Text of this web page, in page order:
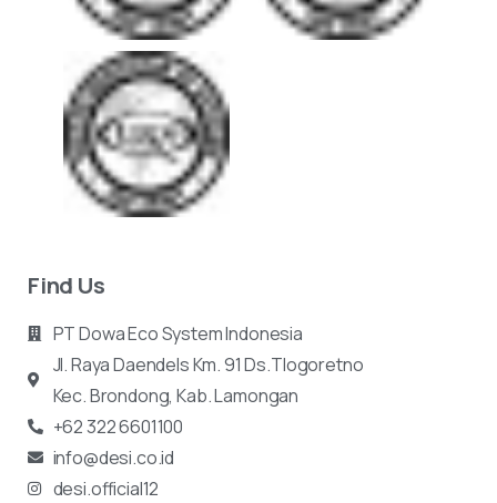
Find Us
PT Dowa Eco System Indonesia
Jl. Raya Daendels Km. 91 Ds.Tlogoretno
Kec.Brondong, Kab. Lamongan
+62 322 6601100
info@desi.co.id
desi.official12